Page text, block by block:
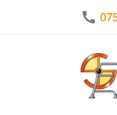
call